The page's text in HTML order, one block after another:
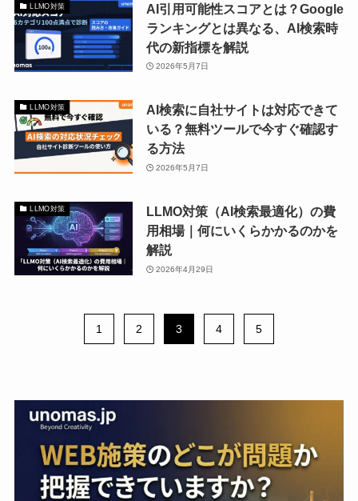
LLMO対策
AI引用可能性スコアとは？Google
ランキングとは異なる、AI検索時
代の新指標を解説
2026年5月7日
LLMO対策
AI検索に自社サイトは対応できて
いる？無料ツールで今すぐ確認す
る方法
2026年5月7日
LLMO対策
LLMO対策（AI検索最適化）の費
用相場｜何にいくらかかるのかを
解説
2026年4月29日
1 2 3 4 5